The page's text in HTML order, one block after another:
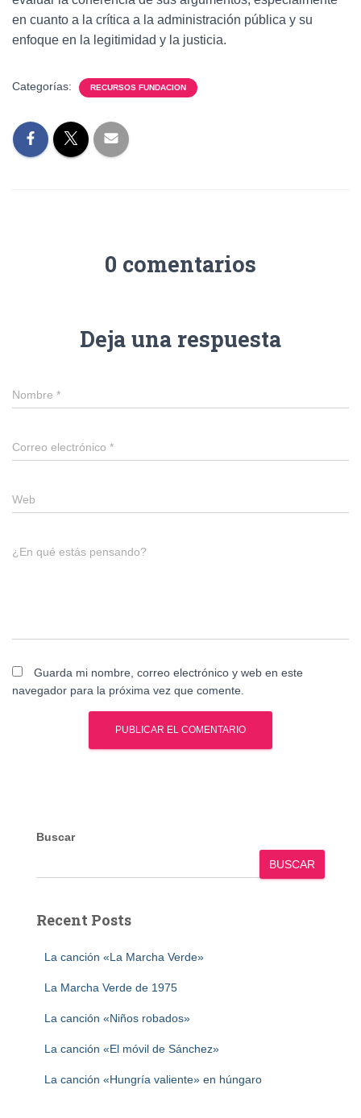
en cuanto a la crítica a la administración pública y su
enfoque en la legitimidad y la justicia.
Categorías: RECURSOS FUNDACION
0 comentarios
Deja una respuesta
Nombre *
Correo electrónico *
Web
¿En qué estás pensando?
Guarda mi nombre, correo electrónico y web en este
navegador para la próxima vez que comente.
Buscar
BUSCAR
Recent Posts
La canción «La Marcha Verde»
La Marcha Verde de 1975
La canción «Niños robados»
La canción «El móvil de Sánchez»
La canción «Hungría valiente» en húngaro